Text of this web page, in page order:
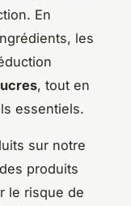
En
les
, tout en
essentiels.
sur notre
produits
le risque de